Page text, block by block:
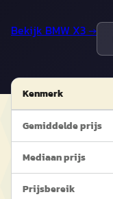
Bekijk BMW X3→
Kenmerk
Gemiddelde prijs
Mediaan prijs
Prijsbereik